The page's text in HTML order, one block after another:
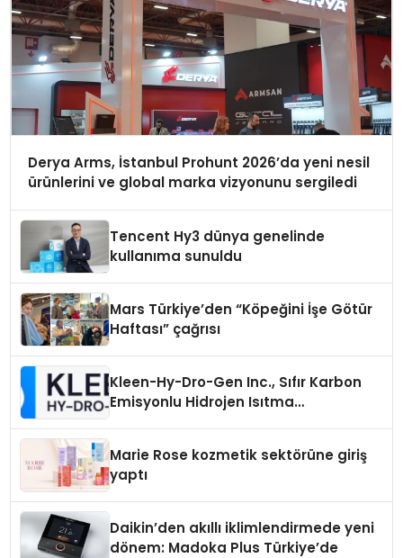
Derya Arms, İstanbul Prohunt 2026’da yeni nesil
ürünlerini ve global marka vizyonunu sergiledi
Tencent Hy3 dünya genelinde
kullanıma sunuldu
Mars Türkiye’den “Köpeğini İşe Götür
Haftası” çağrısı
Kleen-Hy-Dro-Gen Inc., Sıfır Karbon
Emisyonlu Hidrojen Isıtma
Marie Rose kozmetik sektörüne giriş
yaptı
Daikin’den akıllı iklimlendirmede yeni
dönem: Madoka Plus Türkiye’de